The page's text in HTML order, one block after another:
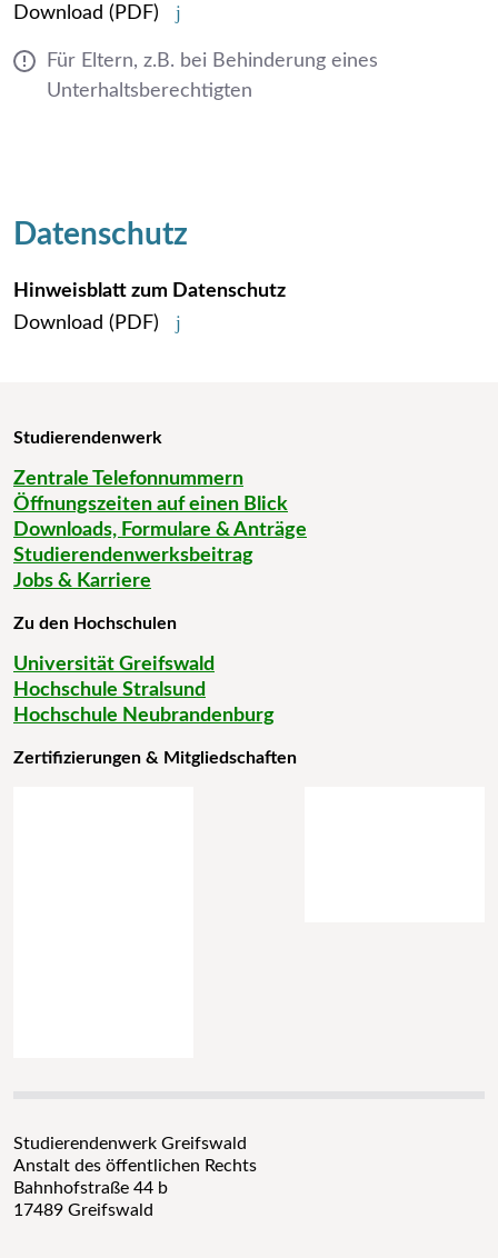
Download (PDF)
Für Eltern, z.B. bei Behinderung eines
Unterhaltsberechtigten
Datenschutz
Hinweisblatt zum Datenschutz
Download (PDF)
Studierendenwerk
Zentrale Telefonnummern
Öffnungszeiten auf einen Blick
Downloads, Formulare & Anträge
Studierendenwerksbeitrag
Jobs & Karriere
Zu den Hochschulen
Universität Greifswald
Hochschule Stralsund
Hochschule Neubrandenburg
Zertifizierungen & Mitgliedschaften
Studierendenwerk Greifswald
Anstalt des öffentlichen Rechts
Bahnhofstraße 44 b
17489 Greifswald